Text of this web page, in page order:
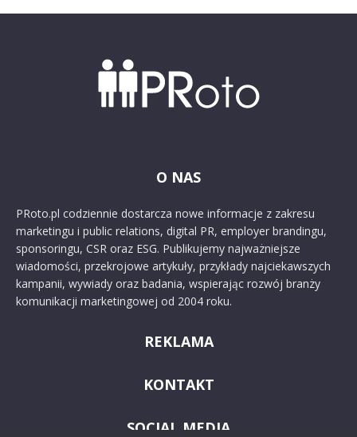
O NAS
PRoto.pl codziennie dostarcza nowe informacje z zakresu
marketingu i public relations, digital PR, employer brandingu,
sponsoringu, CSR oraz ESG. Publikujemy najważniejsze
wiadomości, przekrojowe artykuły, przykłady najciekawszych
kampanii, wywiady oraz badania, wspierając rozwój branży
komunikacji marketingowej od 2004 roku.
REKLAMA
KONTAKT
SOCIAL MEDIA